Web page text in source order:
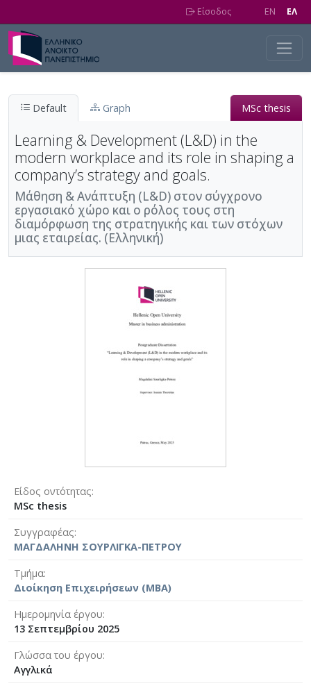
Είσοδος EN EΛ
Default Graph MSc thesis
Learning & Development (L&D) in the
modern workplace and its role in shaping a
company’s strategy and goals.
Μάθηση & Ανάπτυξη (L&D) στον σύγχρονο
εργασιακό χώρο και ο ρόλος τους στη
διαμόρφωση της στρατηγικής και των στόχων
μιας εταιρείας. (Ελληνική)
Είδος οντότητας
MSc thesis
Συγγραφέας
ΜΑΓΔΑΛΗΝΗ ΣΟΥΡΛΙΓΚΑ-ΠΕΤΡΟΥ
Τμήμα
Διοίκηση Επιχειρήσεων (MBA)
Ημερομηνία έργου
13 Σεπτεμβρίου 2025
Γλώσσα του έργου
Αγγλικά